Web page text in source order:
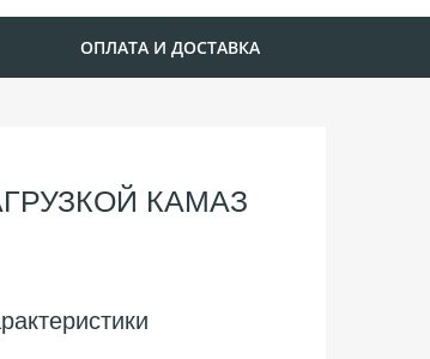
ОПЛАТА И ДОСТАВКА
КАМАЗ